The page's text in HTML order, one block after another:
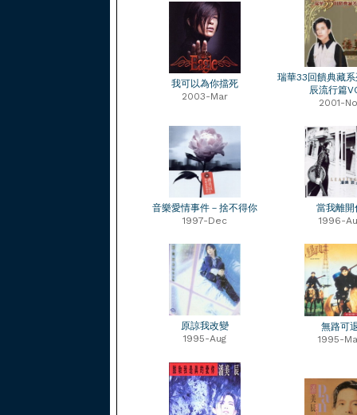
我可以為你擋死
2003-Mar
瑞華33回饋典藏
辰流行篇
2001-
音樂愛情事件－捨不得你
1997-Dec
當我離開
1996-
原諒我改變
1995-Aug
無路可
1995-